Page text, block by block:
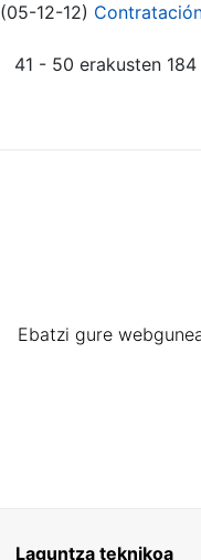
(05-12-12)
41 - 50 erakusten
Ebatzi gure
Laguntza teknikoa